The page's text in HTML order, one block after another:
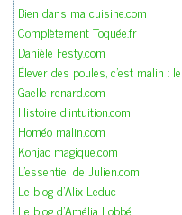
Bien dans ma cuisine.com
Complètement Toquée.fr
Danièle Festy.com
Élever des poules, c'est malin :
Gaelle-renard.com
Histoire d'intuition.com
Homéo malin.com
Konjac magique.com
L'essentiel de Julien.com
Le blog d'Alix Leduc
Le blog d'Amélia Lobbé